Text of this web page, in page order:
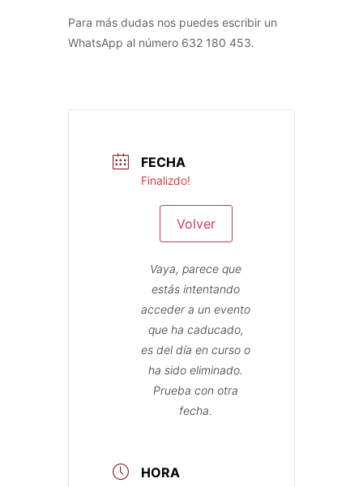
Para más dudas nos puedes escribir un
WhatsApp al número 632 180 453.
FECHA
Finalizdo!
Volver
Vaya, parece que
estás intentando
acceder a un evento
que ha caducado,
es del día en curso o
ha sido eliminado.
Prueba con otra
fecha.
HORA